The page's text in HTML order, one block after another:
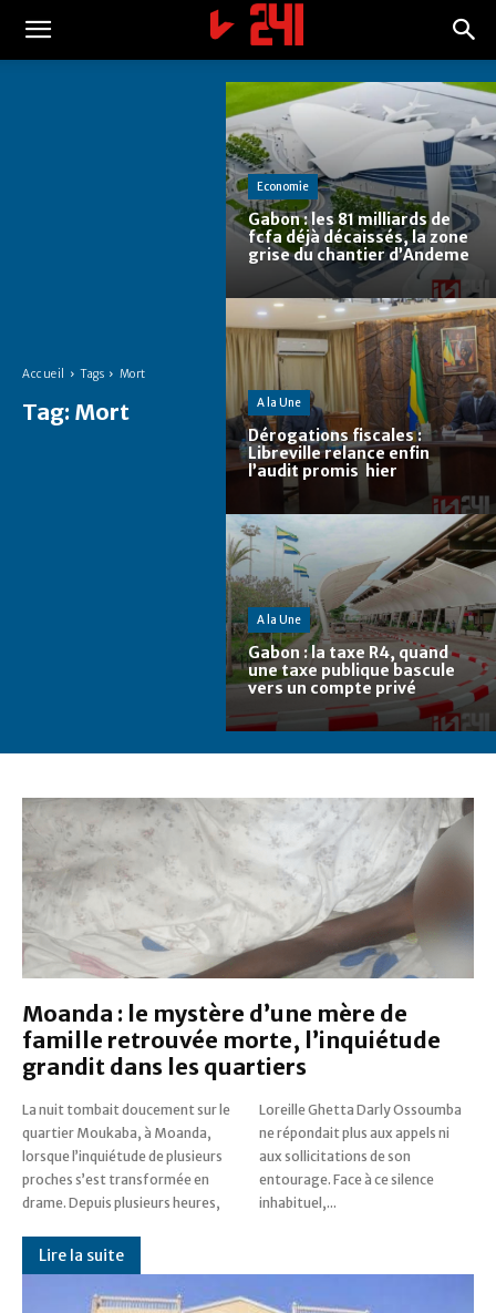
Accueil Tags Mort
Tag: Mort
Economie
Gabon : les 81 milliards de
fcfa déjà décaissés, la zone
grise du chantier d’Andeme
A la Une
Dérogations fiscales :
Libreville relance enfin
l’audit promis hier
A la Une
Gabon : la taxe R4, quand
une taxe publique bascule
vers un compte privé
Moanda : le mystère d’une mère de
famille retrouvée morte, l’inquiétude
grandit dans les quartiers
La nuit tombait doucement sur le
quartier Moukaba, à Moanda,
lorsque l’inquiétude de plusieurs
proches s’est transformée en
drame. Depuis plusieurs heures,
Loreille Ghetta Darly Ossoumba
ne répondait plus aux appels ni
aux sollicitations de son
entourage. Face à ce silence
inhabituel,...
Lire la suite